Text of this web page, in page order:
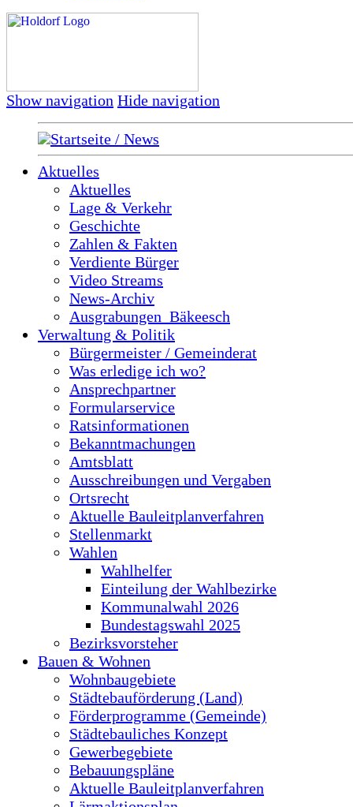
Show navigation Hide navigation
Startseite / News
Aktuelles
Aktuelles
Lage & Verkehr
Geschichte
Zahlen & Fakten
Verdiente Bürger
Video Streams
News-Archiv
Ausgrabungen_Bäkeesch
Verwaltung & Politik
Bürgermeister / Gemeinderat
Was erledige ich wo?
Ansprechpartner
Formularservice
Ratsinformationen
Bekanntmachungen
Amtsblatt
Ausschreibungen und Vergaben
Ortsrecht
Aktuelle Bauleitplanverfahren
Stellenmarkt
Wahlen
Wahlhelfer
Einteilung der Wahlbezirke
Kommunalwahl 2026
Bundestagswahl 2025
Bezirksvorsteher
Bauen & Wohnen
Wohnbaugebiete
Städtebauförderung (Land)
Förderprogramme (Gemeinde)
Städtebauliches Konzept
Gewerbegebiete
Bebauungspläne
Aktuelle Bauleitplanverfahren